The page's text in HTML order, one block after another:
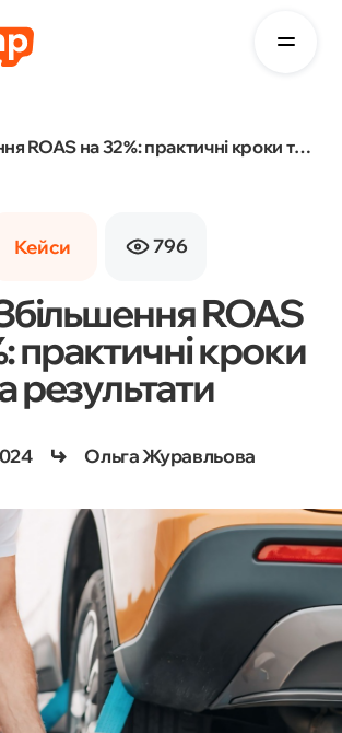
Кейс: Збільшення ROAS на 32%: практичні кроки та результати
Кейси 796
ROAS
практичні кроки
результати
Ольга Журавльова